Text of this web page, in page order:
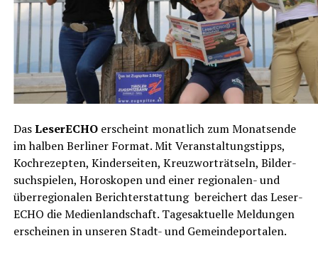
DasLese­r­ECHOerscheint monat­lich zum Monats­en­de
im hal­ben Ber­li­ner For­mat. Mit Ver­an­stal­tungs­tipps,
Koch­re­zep­ten, Kin­der­sei­ten, Kreuz­wort­rät­seln, Bil­der­
such­spie­len, Horo­sko­pen und einer regio­na­len- und
über­re­gio­na­len Bericht­erstat­tung berei­chert das Lese­r­
ECHO die Medi­en­land­schaft. Tages­ak­tu­el­le Mel­dun­gen
erschei­nen in unse­ren Stadt- und Gemeindeportalen.